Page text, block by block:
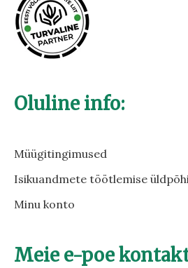
Oluline info:
Müügitingimused
Isikuandmete töötlemise
Minu konto
Meie e-poe